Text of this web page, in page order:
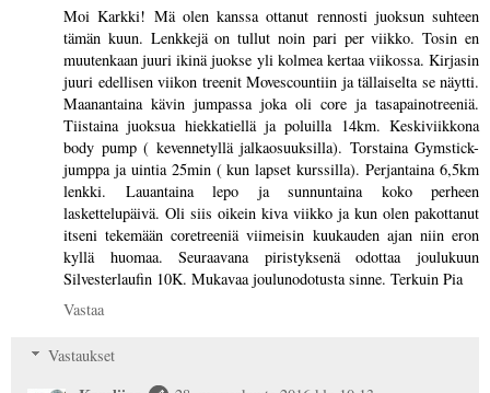
Moi Karkki! Mä olen kanssa ottanut rennosti juoksun suhteen
tämän kuun. Lenkkejä on tullut noin pari per viikko. Tosin en
muutenkaan juuri ikinä juokse yli kolmea kertaa viikossa. Kirjasin
juuri edellisen viikon treenit Movescountiin ja tällaiselta se näytti.
Maanantaina kävin jumpassa joka oli core ja tasapainotreeniä.
Tiistaina juoksua hiekkatiellä ja poluilla 14km. Keskiviikkona
body pump ( kevennetyllä jalkaosuuksilla). Torstaina Gymstick-
jumppa ja uintia 25min ( kun lapset kurssilla). Perjantaina 6,5km
lenkki. Lauantaina lepo ja sunnuntaina koko perheen
laskettelupäivä. Oli siis oikein kiva viikko ja kun olen pakottanut
itseni tekemään coretreeniä viimeisin kuukauden ajan niin eron
kyllä huomaa. Seuraavana piristyksenä odottaa joulukuun
Silvesterlaufin 10K. Mukavaa joulunodotusta sinne. Terkuin Pia
Vastaa
Vastaukset